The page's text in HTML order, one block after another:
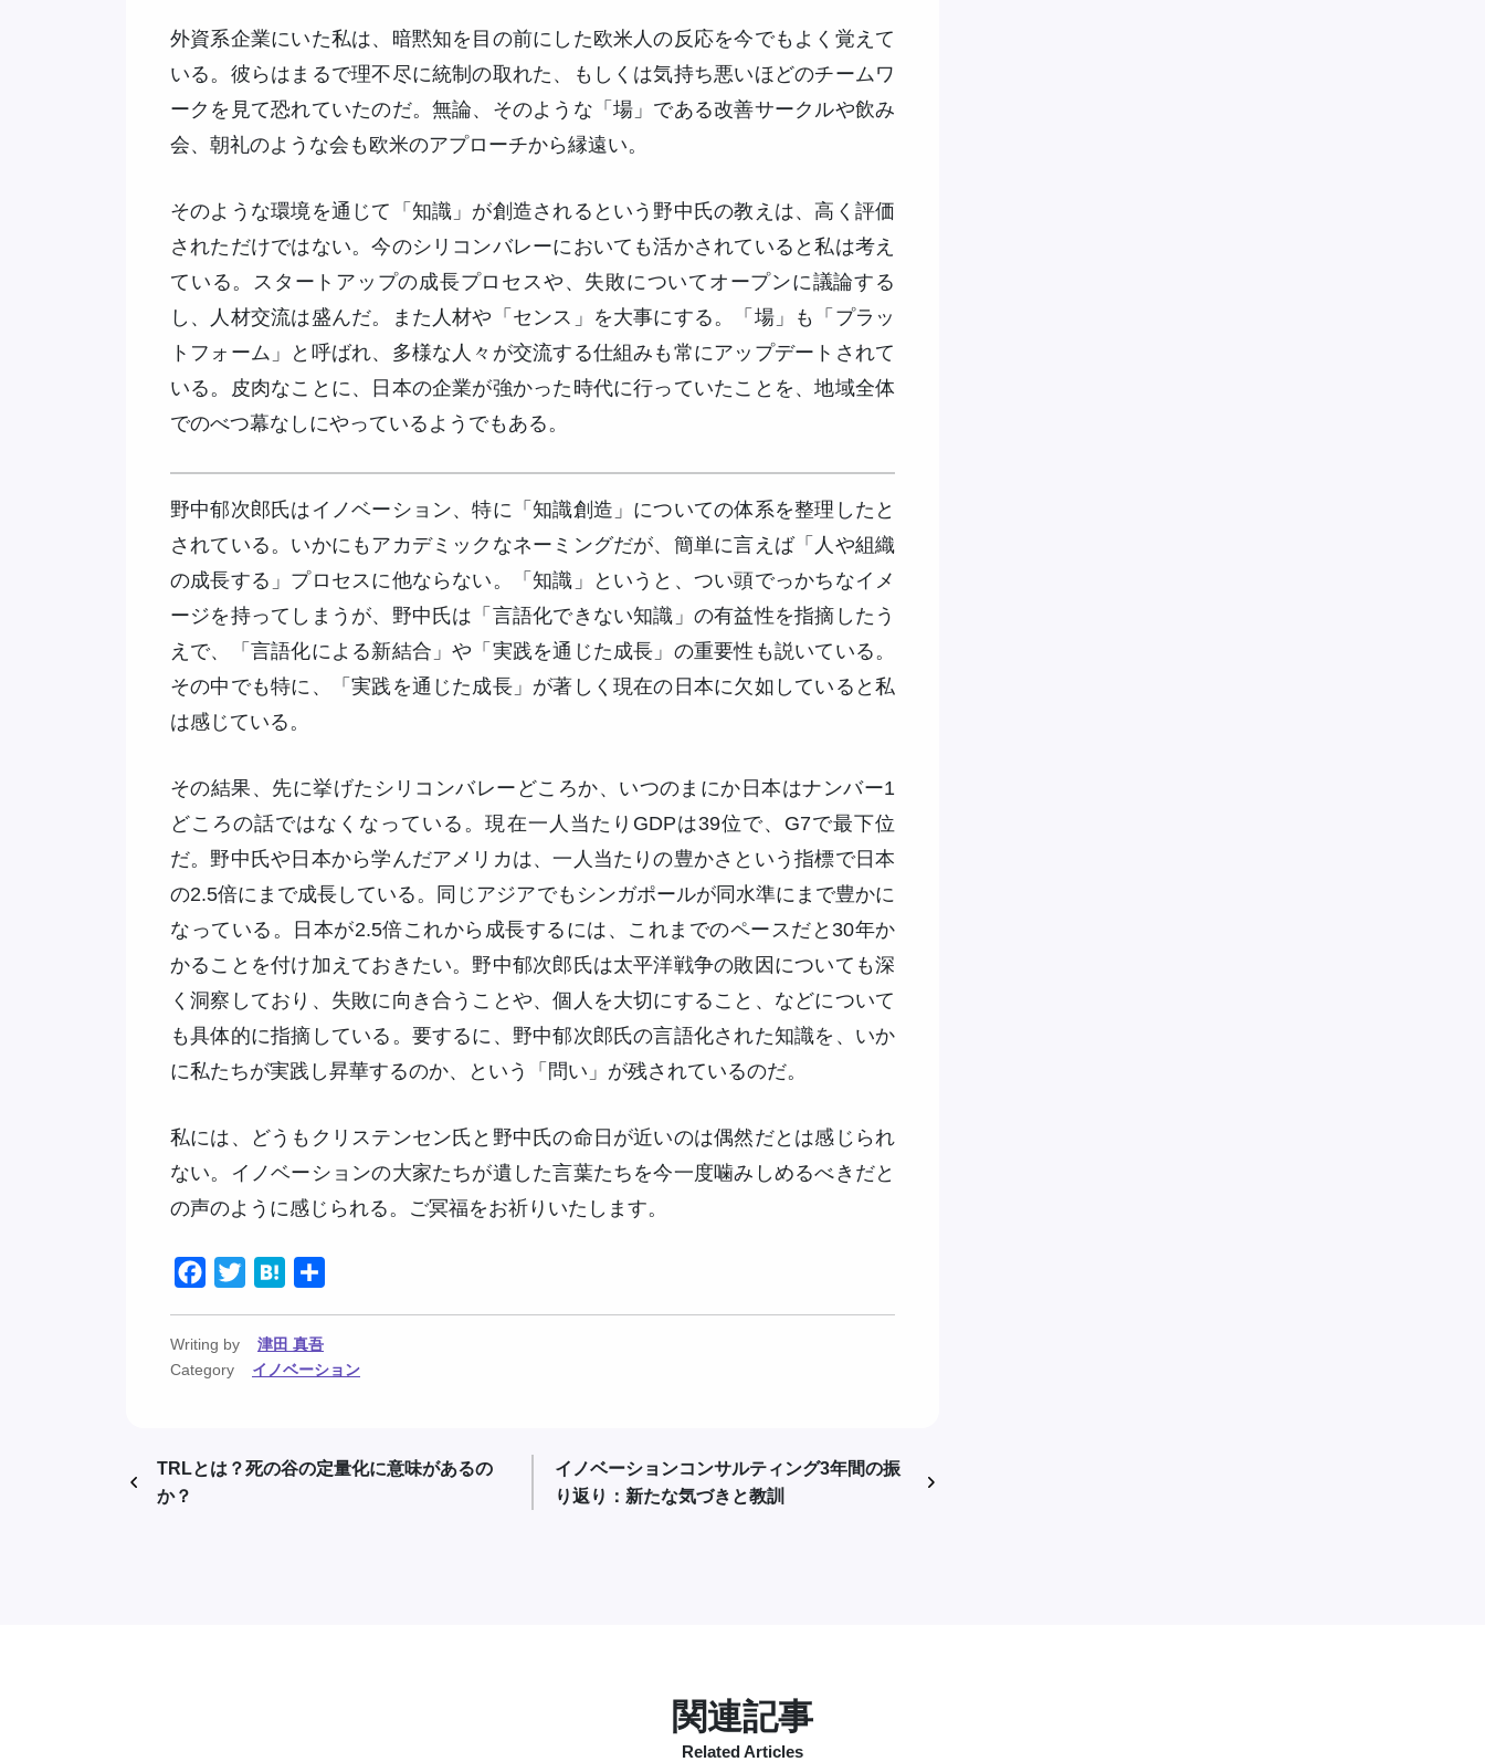
外資系企業にいた私は、暗黙知を目の前にした欧米人の反応を今でもよく覚えて
いる。彼らはまるで理不尽に統制の取れた、もしくは気持ち悪いほどのチームワ
ークを見て恐れていたのだ。無論、そのような「場」である改善サークルや飲み
会、朝礼のような会も欧米のアプローチから縁遠い。
そのような環境を通じて「知識」が創造されるという野中氏の教えは、高く評価
されただけではない。今のシリコンバレーにおいても活かされていると私は考え
ている。スタートアップの成長プロセスや、失敗についてオープンに議論する
し、人材交流は盛んだ。また人材や「センス」を大事にする。「場」も「プラッ
トフォーム」と呼ばれ、多様な人々が交流する仕組みも常にアップデートされて
いる。皮肉なことに、日本の企業が強かった時代に行っていたことを、地域全体
でのべつ幕なしにやっているようでもある。
野中郁次郎氏はイノベーション、特に「知識創造」についての体系を整理したと
されている。いかにもアカデミックなネーミングだが、簡単に言えば「人や組織
の成長する」プロセスに他ならない。「知識」というと、つい頭でっかちなイメ
ージを持ってしまうが、野中氏は「言語化できない知識」の有益性を指摘したう
えで、「言語化による新結合」や「実践を通じた成長」の重要性も説いている。
その中でも特に、「実践を通じた成長」が著しく現在の日本に欠如していると私
は感じている。
その結果、先に挙げたシリコンバレーどころか、いつのまにか日本はナンバー1
どころの話ではなくなっている。現在一人当たりGDPは39位で、G7で最下位
だ。野中氏や日本から学んだアメリカは、一人当たりの豊かさという指標で日本
の2.5倍にまで成長している。同じアジアでもシンガポールが同水準にまで豊かに
なっている。日本が2.5倍これから成長するには、これまでのペースだと30年か
かることを付け加えておきたい。野中郁次郎氏は太平洋戦争の敗因についても深
く洞察しており、失敗に向き合うことや、個人を大切にすること、などについて
も具体的に指摘している。要するに、野中郁次郎氏の言語化された知識を、いか
に私たちが実践し昇華するのか、という「問い」が残されているのだ。
私には、どうもクリステンセン氏と野中氏の命日が近いのは偶然だとは感じられ
ない。イノベーションの大家たちが遺した言葉たちを今一度噛みしめるべきだと
の声のように感じられる。ご冥福をお祈りいたします。
FacebookTwitterHatena
Writing by
津田 真吾
Category
イノベーション
TRLとは？死の谷の定量化に意味があるの
か？
イノベーションコンサルティング3年間の振
り返り：新たな気づきと教訓
関連記事
Related Articles